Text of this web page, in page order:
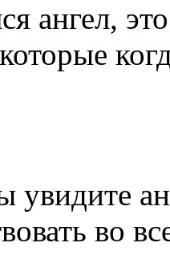
ангел,
увидите
во